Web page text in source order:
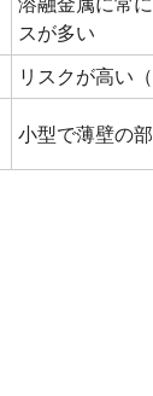
スが多い
リスクが高い
小型で薄壁の